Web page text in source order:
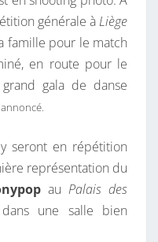
générale àLiège
famille pour le match
en route pour le
gala de danse
seront en répétition
représentation du
au Palais des
une salle bien